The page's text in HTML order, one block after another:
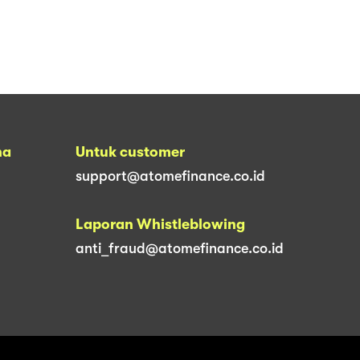
Untuk customer
support@atomefinance.co.id
Laporan Whistleblowing
anti_fraud@atomefinance.co.id